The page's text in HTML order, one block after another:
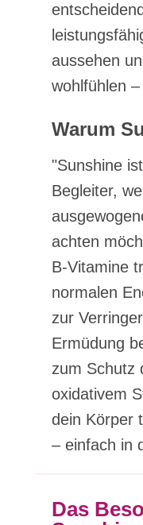
aussehen
wohlfühlen
Warum
"Sunshine
Begleiter,
achten
B-Vitamine
normalen
zur
Ermüdung
zum Schutz
oxidativem
dein Körper
– einfach in
Das